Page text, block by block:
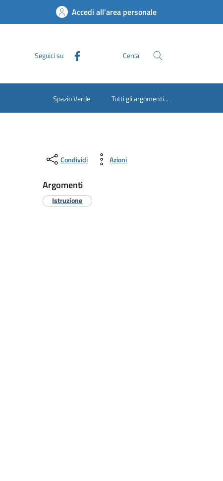
Accedi all'area personale
Seguici su Cerca
Spazio Verde Tutti gli argomenti...
Condividi Azioni
Argomenti
Istruzione